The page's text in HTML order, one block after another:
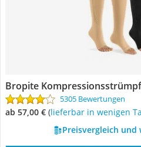
Bropite
5305 Bewertungen
ab 57,00 € ( Lieferbar in wenigen
Preisvergleich und